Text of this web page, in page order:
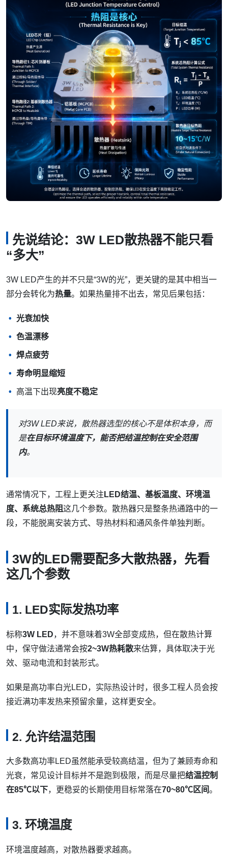
先说结论：3W LED散热器不能只看
“多大”
3W LED产生的并不只是“3W的光”，更关键的是其中相当一
部分会转化为热量。如果热量排不出去，常见后果包括：
光衰加快
色温漂移
焊点疲劳
寿命明显缩短
高温下出现亮度不稳定
对3W LED来说，散热器选型的核心不是体积本身，而
是在目标环境温度下，能否把结温控制在安全范围
内。
通常情况下，工程上更关注 LED结温、基板温度、环境温
度、系统总热阻这几个参数。散热器只是整条热通路中的一
段，不能脱离安装方式、导热材料和通风条件单独判断。
3W的LED需要配多大散热器，先看
这几个参数
1. LED实际发热功率
标称3W LED，并不意味着3W全部变成热，但在散热计算
中，保守做法通常会按2~3W热耗散来估算，具体取决于光
效、驱动电流和封装形式。
如果是高功率白光LED，实际热设计时，很多工程人员会按
接近满功率发热来预留余量，这样更安全。
2. 允许结温范围
大多数高功率LED虽然能承受较高结温，但为了兼顾寿命和
光衰，常见设计目标并不是跑到极限，而是尽量把结温控制
在85℃以下，更稳妥的长期使用目标常落在70~80℃区间。
3. 环境温度
环境温度越高，对散热器要求越高。